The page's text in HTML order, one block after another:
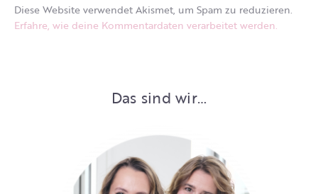
Diese Website verwendet Akismet, um Spam zu reduzieren.
Erfahre, wie deine Kommentardaten verarbeitet werden.
Das sind wir…